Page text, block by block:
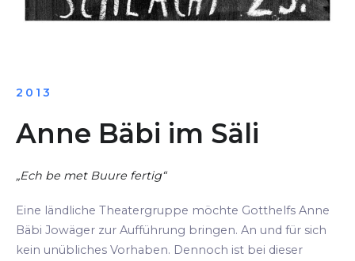
2013
Anne Bäbi im Säli
„Ech be met Buure fertig“
Eine ländliche Theatergruppe möchte Gotthelfs Anne
Bäbi Jowäger zur Aufführung bringen. An und für sich
kein unübliches Vorhaben. Dennoch ist bei dieser